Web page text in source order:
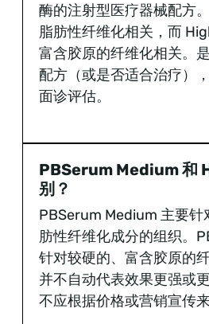
酶的注射型医疗器械配方
脂肪性纤维化相关，而
富含胶原的纤维化相关。
配方（或是否适合治疗）
面诊评估。
PBSerum Medium 和
别？
PBSerum Medium 主要针
肪性纤维化成分的组织。
针对较硬的、富含胶原的
并不自动代表效果更强或
不应根据价格或营销宣传来